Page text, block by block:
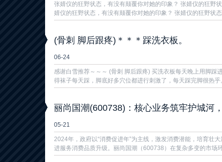
张婧仪的狂野状态，有没有颠覆你对她的印象？ 张婧仪的狂野
婧仪的狂野状态，有没有颠覆你对她的印象？ 张婧仪的狂野状
(骨刺 脚后跟疼)＊＊＊踩洗衣板。
06-24
感谢白雪推荐～～～ (骨刺 脚后跟疼) 买洗衣板每天晚上用脚踩
得袜子每天踩，脚底好多穴位都进行刺激了，每天踩完脚很热
丽尚国潮(600738)：核心业务筑牢护城河
05-21
2024年，政府以“消费促进年”为主线，激发消费潜能，培育壮
进服务消费品质升级。丽尚国潮（600738）在复杂多变的市场